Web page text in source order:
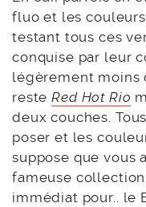
fluo et les
testant tous ces
conquise par leur
légèrement moins
resteRed Hot Rio
deux couches.
poser et les
suppose que vous
fameuse
immédiat pour.. le